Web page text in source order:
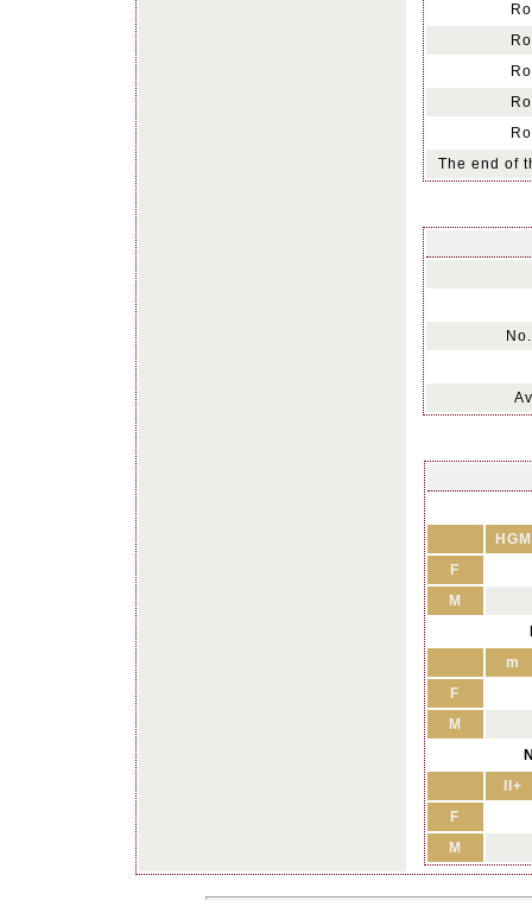
The end of
HGM
F
M
m
F
M
II+
F
M